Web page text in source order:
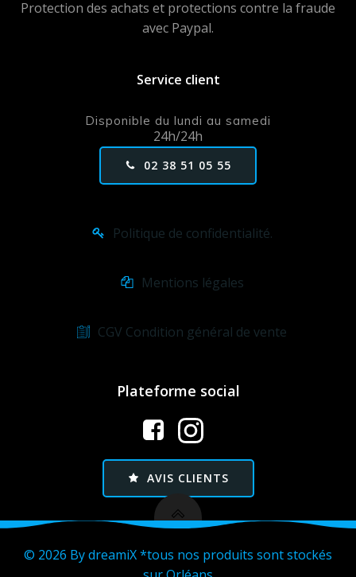
Protection des achats et protections contre la fraude
avec Paypal.
Service client
Disponible du lundi au samedi
24h/24h
02 38 51 05 55
Politique de confidentialité.
Mentions légales
CGV Condition général de vente
Plateforme social
AVIS CLIENTS
© 2026 By dreamiX *tous nos produits sont stockés